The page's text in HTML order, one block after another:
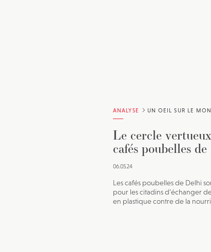
ANALYSE UN OEIL SUR LE
Le cercle
cafés poubelles
06.05.24
Les cafés poubelles de Delhi
pour les citadins d’échanger
en plastique contre de la